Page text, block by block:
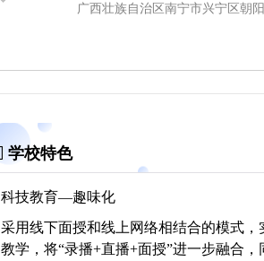
广西壮族自治区南宁市兴宁区朝
学校特色
科技教育—趣味化
采用线下面授和线上网络相结合的模式
教学，将“录播+直播+面授”进一步融合